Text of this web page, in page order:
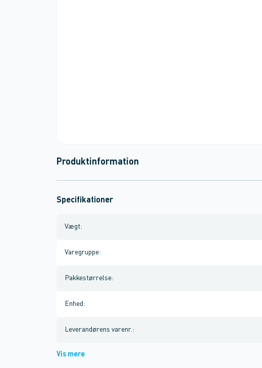
Produktinformation
Specifikationer
Vægt:
Varegruppe:
Pakkestørrelse:
Enhed :
Leverandørens varenr. :
Vis mere